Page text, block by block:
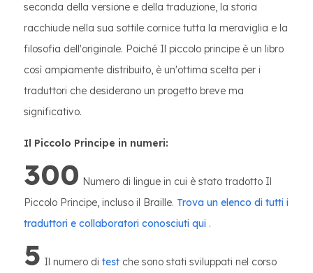
seconda della versione e della traduzione, la storia
racchiude nella sua sottile cornice tutta la meraviglia e la
filosofia dell'originale. Poiché Il piccolo principe è un libro
così ampiamente distribuito, è un'ottima scelta per i
traduttori che desiderano un progetto breve ma
significativo.
Il Piccolo Principe in numeri:
300 Numero di lingue in cui è stato tradotto Il
Piccolo Principe, incluso il Braille. Trova un elenco di tutti i
traduttori e collaboratori conosciuti qui .
5 Il numero di test che sono stati sviluppati nel corso